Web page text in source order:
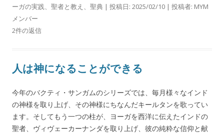
ーガの実践、 聖者と教え 、 聖典 | 投稿日: 2025/02/10 | 投稿者: MYM
メンバー
2件の返信
人は神になることができる
今年のバクティ・サンガムのシリーズでは、毎月様々なインド
の神様を取り上げ、その神様にちなんだキールタンを歌ってい
ます。そしてもう一つの柱が、ヨーガを西洋に伝えたインドの
聖者、ヴィヴェーカーナンダを取り上げ、彼の純粋な信仰と献